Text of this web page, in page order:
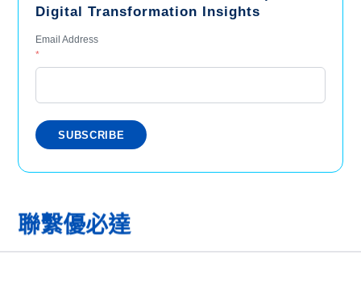
Digital Transformation Insights
Email Address
*
聯繫優必達